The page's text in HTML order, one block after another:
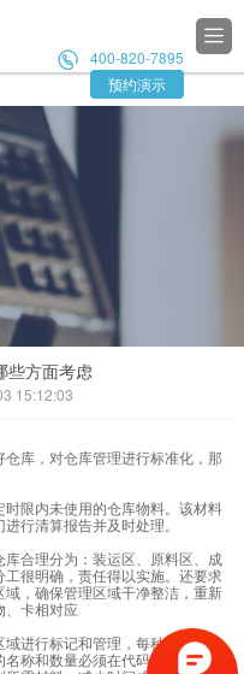

预约演示
 400-820-7895
些方面考虑
15:12:03
库，对仓库管理进行标准化，那
限内未使用的仓库物料。该材料
行清算报告并及时处理。
合理分为：装运区、原料区、成
很明确，责任得以实施。还要求
，确保管理区域干净整洁，重新
、卡相对应
进行标记和管理，每种材料都有
称和数量必须在代码和数量上标